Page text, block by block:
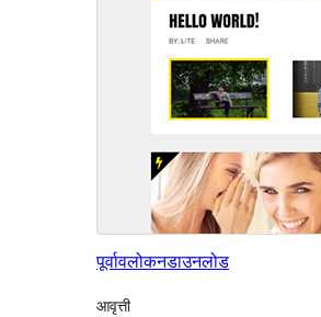
पूर्वावलोकनडाउनलोड
आवृत्ती